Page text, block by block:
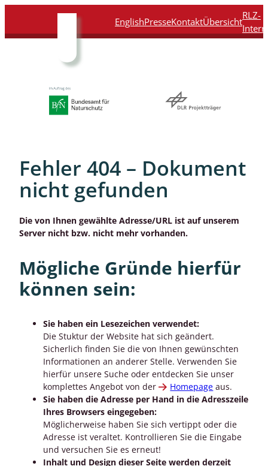
Inhalt
Hauptnavigation
Suche
Fußleiste
EnglishPresseKontaktÜbersicht
RLZ-
Intern
Fehler 404 – Dokument
nicht gefunden
Die von Ihnen gewählte Adresse/URL ist auf unserem
Server nicht bzw. nicht mehr vorhanden.
Mögliche Gründe hierfür
können sein:
Sie haben ein Lesezeichen verwendet:
Die Stuktur der Website hat sich geändert.
Sicherlich finden Sie die von Ihnen gewünschten
Informationen an anderer Stelle. Verwenden Sie
hierfür unsere Suche oder entdecken Sie unser
komplettes Angebot von der
Homepage aus.
Sie haben die Adresse per Hand in die Adresszeile
Ihres Browsers eingegeben:
Möglicherweise haben Sie sich vertippt oder die
Adresse ist veraltet. Kontrollieren Sie die Eingabe
und versuchen Sie es erneut!
Inhalt und Design dieser Seite werden derzeit